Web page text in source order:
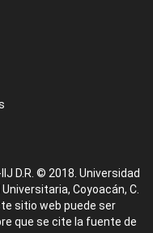
D.R. © 2018. Universidad
Coyoacán, C.
sitio web puede ser
que se cite la fuente de